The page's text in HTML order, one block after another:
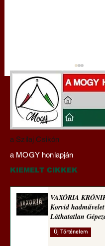
Darai Lajos:
Naplóbölcsességeim
(2023)
a Szilaj Csikón
a MOGY honlapján
KIEMELT CIKKEK
VAXÓRIA
Korvid
Láthatatlan
Új Történelem